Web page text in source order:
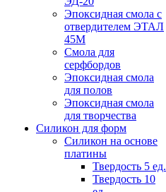
Эпоксидная смола с
отвердителем ЭТАЛ
45М
Смола для
серфбордов
Эпоксидная смола
для полов
Эпоксидная смола
для творчества
Силикон для форм
Силикон на основе
платины
Твердость 5 ед.
Твердость 10